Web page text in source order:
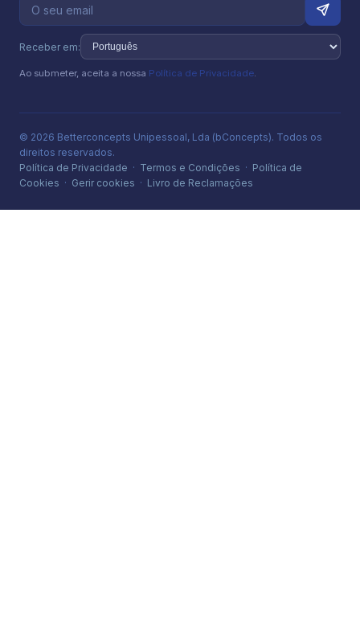
Receber em:
Ao submeter, aceita a nossa Política de Privacidade.
© 2026 Betterconcepts Unipessoal, Lda (bConcepts). Todos os
direitos reservados.
Política de Privacidade · Termos e Condições · Política de
Cookies · Gerir cookies · Livro de Reclamações